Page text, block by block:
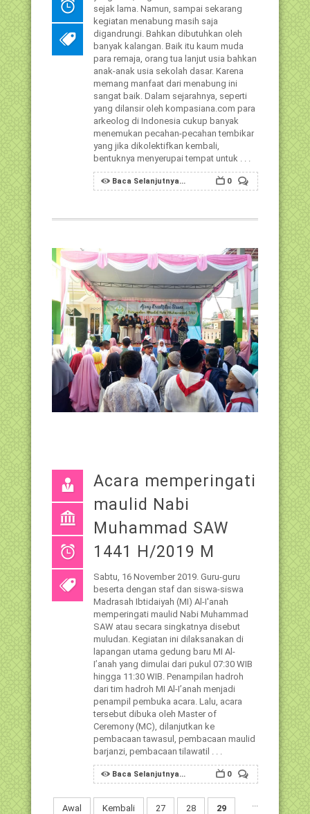
sejak lama. Namun, sampai sekarang
kegiatan menabung masih saja
digandrungi. Bahkan dibutuhkan oleh
banyak kalangan. Baik itu kaum muda
para remaja, orang tua lanjut usia bahkan
anak-anak usia sekolah dasar. Karena
memang manfaat dari menabung ini
sangat baik. Dalam sejarahnya, seperti
yang dilansir oleh kompasiana.com para
arkeolog di Indonesia cukup banyak
menemukan pecahan-pecahan tembikar
yang jika dikolektifkan kembali,
bentuknya menyerupai tempat untuk . . .
Baca Selanjutnya... 0
Acara memperingati
maulid Nabi
Muhammad SAW
1441 H/2019 M
Sabtu, 16 November 2019. Guru-guru
beserta dengan staf dan siswa-siswa
Madrasah Ibtidaiyah (MI) Al-I'anah
memperingati maulid Nabi Muhammad
SAW atau secara singkatnya disebut
muludan. Kegiatan ini dilaksanakan di
lapangan utama gedung baru MI Al-
I’anah yang dimulai dari pukul 07:30 WIB
hingga 11:30 WIB. Penampilan hadroh
dari tim hadroh MI Al-I’anah menjadi
penampil pembuka acara. Lalu, acara
tersebut dibuka oleh Master of
Ceremony (MC), dilanjutkan ke
pembacaan tawasul, pembacaan maulid
barjanzi, pembacaan tilawatil . . .
Baca Selanjutnya... 0
Awal Kembali ...
27 28 29